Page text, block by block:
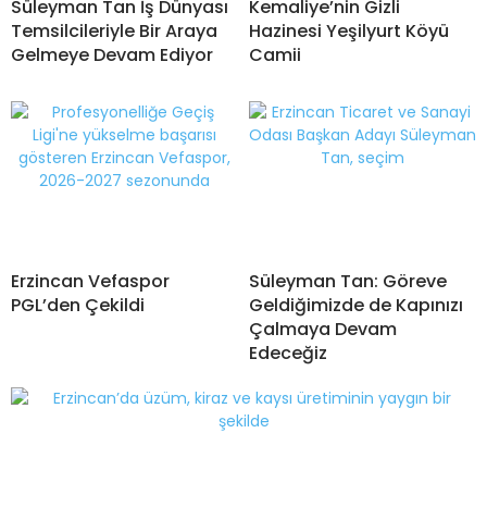
Süleyman Tan İş Dünyası
Temsilcileriyle Bir Araya
Gelmeye Devam Ediyor
Kemaliye’nin Gizli
Hazinesi Yeşilyurt Köyü
Camii
Erzincan Vefaspor
PGL’den Çekildi
Süleyman Tan: Göreve
Geldiğimizde de Kapınızı
Çalmaya Devam
Edeceğiz